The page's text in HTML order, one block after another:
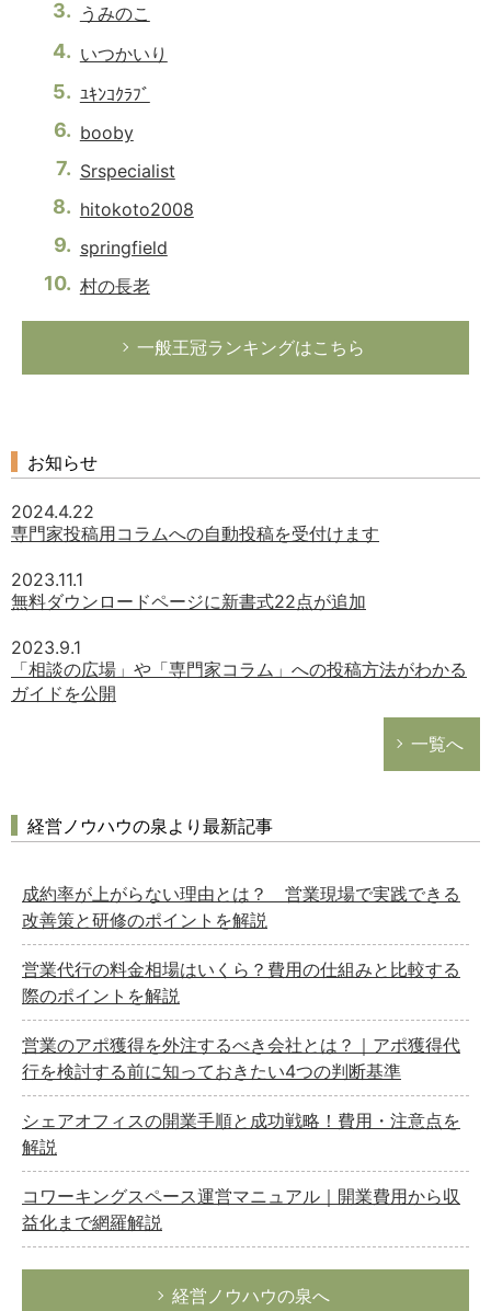
うみのこ
いつかいり
ﾕｷﾝｺｸﾗﾌﾞ
booby
Srspecialist
hitokoto2008
springfield
村の長老
一般王冠ランキングはこちら
お知らせ
2024.4.22
専門家投稿用コラムへの自動投稿を受付けます
2023.11.1
無料ダウンロードページに新書式22点が追加
2023.9.1
「相談の広場」や「専門家コラム」への投稿方法がわかる
ガイドを公開
一覧へ
経営ノウハウの泉より最新記事
成約率が上がらない理由とは？ 営業現場で実践できる
改善策と研修のポイントを解説
営業代行の料金相場はいくら？費用の仕組みと比較する
際のポイントを解説
営業のアポ獲得を外注するべき会社とは？｜アポ獲得代
行を検討する前に知っておきたい4つの判断基準
シェアオフィスの開業手順と成功戦略！費用・注意点を
解説
コワーキングスペース運営マニュアル｜開業費用から収
益化まで網羅解説
経営ノウハウの泉へ